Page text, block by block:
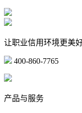
让职业信用环境更美
400-860-7765
产品与服务